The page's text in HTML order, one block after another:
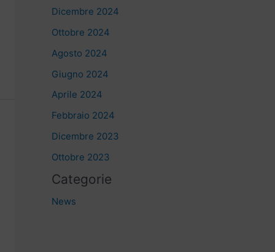
Dicembre 2024
Ottobre 2024
Agosto 2024
Giugno 2024
Aprile 2024
Febbraio 2024
Dicembre 2023
Ottobre 2023
Categorie
News